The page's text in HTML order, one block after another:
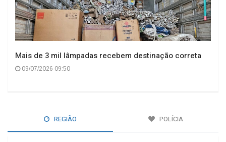
Mais de 3 mil lâmpadas recebem destinação correta
09/07/2026 09:50
REGIÃO POLÍCIA